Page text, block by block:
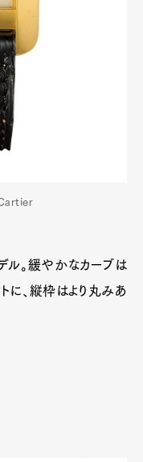
ル。緩やかなカーブは
に、縦枠はより丸みあ